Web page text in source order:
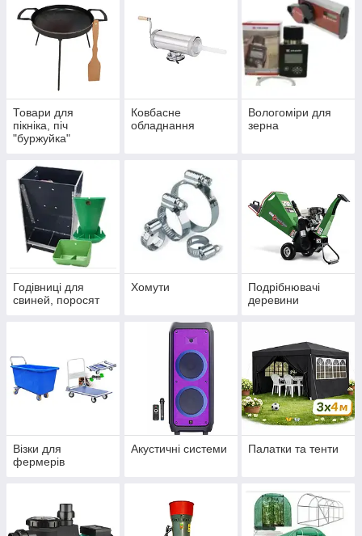
Товари для
пікніка, піч
"буржуйка"
Ковбасне
обладнання
Вологоміри для
зерна
Годівниці для
свиней, поросят
Хомути
Подрібнювачі
деревини
Візки для
фермерів
Акустичні системи Палатки та тенти